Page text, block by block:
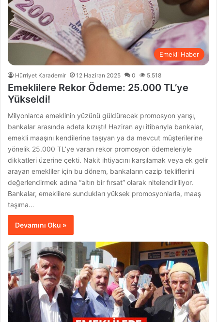
Emekli Haber
Hürriyet Karademir 12 Haziran 2025 0 5.518
Emeklilere Rekor Ödeme: 25.000 TL’ye
Yükseldi!
Milyonlarca emeklinin yüzünü güldürecek promosyon yarışı,
bankalar arasında adeta kızıştı! Haziran ayı itibarıyla bankalar,
emekli maaşını kendilerine taşıyan ya da mevcut müşterilerine
yönelik 25.000 TL’ye varan rekor promosyon ödemeleriyle
dikkatleri üzerine çekti. Nakit ihtiyacını karşılamak veya ek gelir
arayan emekliler için bu dönem, bankaların cazip tekliflerini
değerlendirmek adına “altın bir fırsat” olarak nitelendiriliyor.
Bankalar, emeklilere sundukları yüksek promosyonlarla, maaş
taşıma…
Devamını Oku »